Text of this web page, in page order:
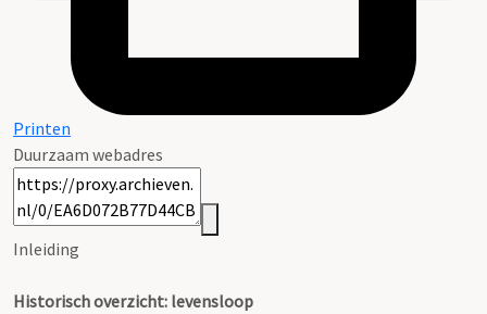
Printen
Duurzaam webadres
Inleiding
Historisch overzicht: levensloop